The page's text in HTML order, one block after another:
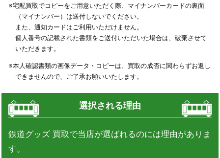
※宅配買取でコピーをご用意いただく際、マイナンバーカードの裏面
（マイナンバー）は送付しないでください。
また、通知カードはご利用いただけません。
個人番号の記載された書類をご送付いただいた場合は、破棄させて
いただきます。
※本人確認書類の画像データ・コピーは、買取の成否に関わらずお返し
できませんので、ご了承お願いいたします。
選択される理由
鉄道グッズ 買取で当店が選ばれるのには理由がありま
す。